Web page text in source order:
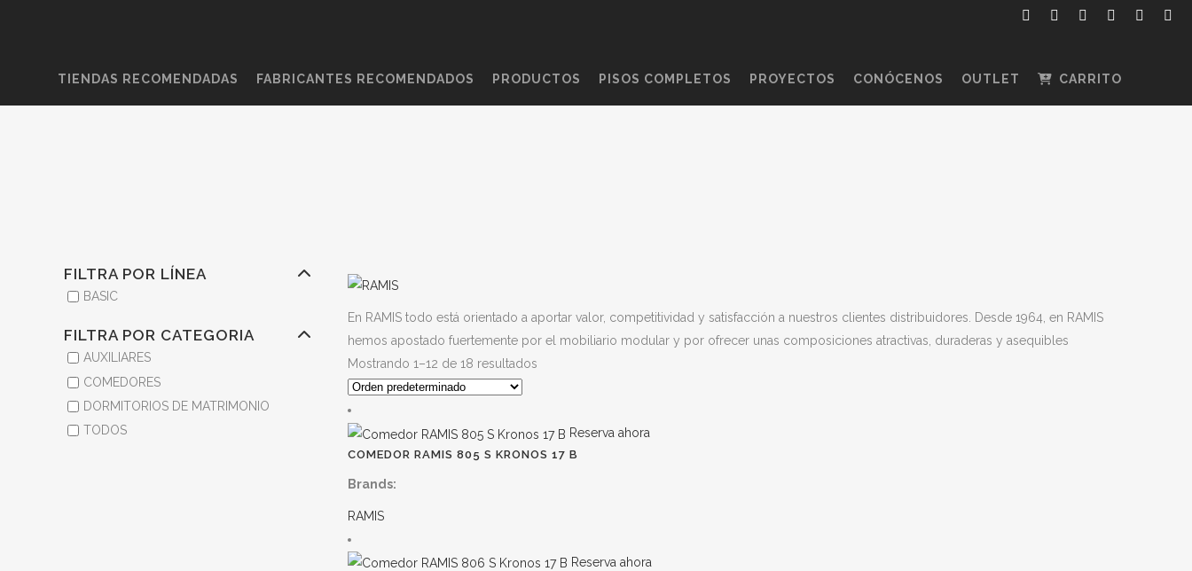
TIENDAS RECOMENDADAS FABRICANTES RECOMENDADOS PRODUCTOS PISOS COMPLETOS PROYECTOS CONÓCENOS OUTLET CARRITO
FILTRA POR LÍNEA
BASIC
FILTRA POR CATEGORIA
AUXILIARES
COMEDORES
DORMITORIOS DE MATRIMONIO
TODOS
En RAMIS todo está orientado a aportar valor, competitividad y satisfacción a nuestros clientes distribuidores. Desde 1964, en RAMIS
hemos apostado fuertemente por el mobiliario modular y por ofrecer unas composiciones atractivas, duraderas y asequibles
Mostrando 1–12 de 18 resultados
Reserva ahora
COMEDOR RAMIS 805 S KRONOS 17 B
Brands:
RAMIS
Reserva ahora